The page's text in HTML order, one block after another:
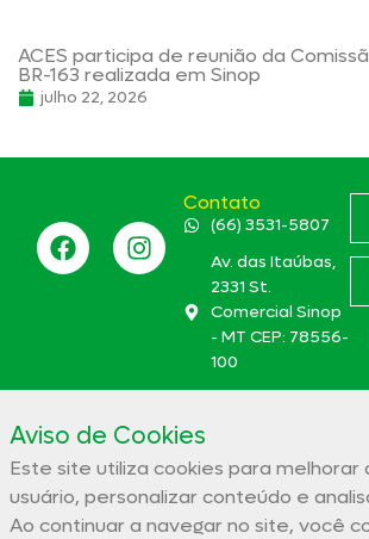
ACES participa de reunião da
BR-163 realizada em Sinop
julho 22, 2026
Contato
(66) 3531-5807
Av. das Itaúbas,
2331 St.
Comercial Sinop
- MT CEP: 78556-
100
Associação Comercial e Empresarial
32.944.910/0001-19
Aviso de Cookies
Este site utiliza cookies para melhorar
usuário, personalizar conteúdo e
Ao continuar a navegar no site, você